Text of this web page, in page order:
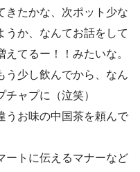
きたかな、次ポット少な
うか、なんてお話をして
てるー！！みたいな。
う少し飲んでから、なん
ャプに（泣笑）
うお味の中国茶を頼んで
ートに伝えるマナーなど